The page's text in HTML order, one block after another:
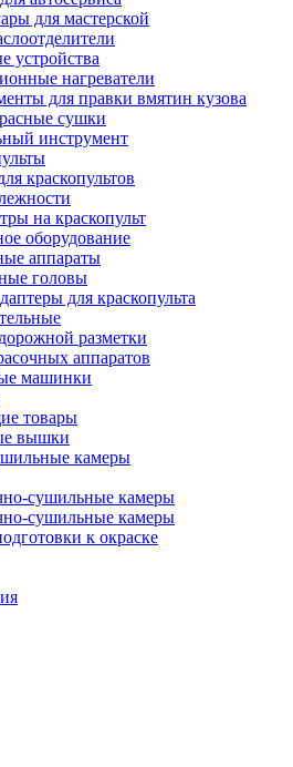
для мастерской
устройства
нагреватели
для правки вмятин кузова
сушки
инструмент
краскопультов
на краскопульт
оборудование
аппараты
головы
для краскопульта
разметки
аппаратов
машинки
товары
вышки
камеры
сушильные камеры
сушильные камеры
к окраске